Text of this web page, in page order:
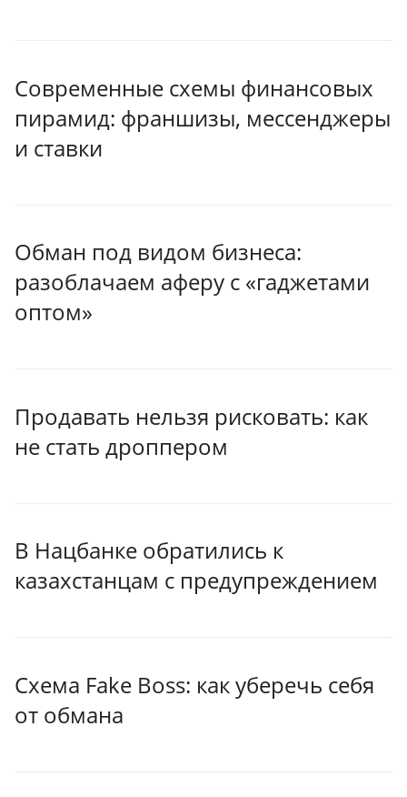
Современные схемы финансовых
пирамид: франшизы, мессенджеры
и ставки
Обман под видом бизнеса:
разоблачаем аферу с «гаджетами
оптом»
Продавать нельзя рисковать: как
не стать дроппером
В Нацбанке обратились к
казахстанцам с предупреждением
Схема Fake Boss: как уберечь себя
от обмана